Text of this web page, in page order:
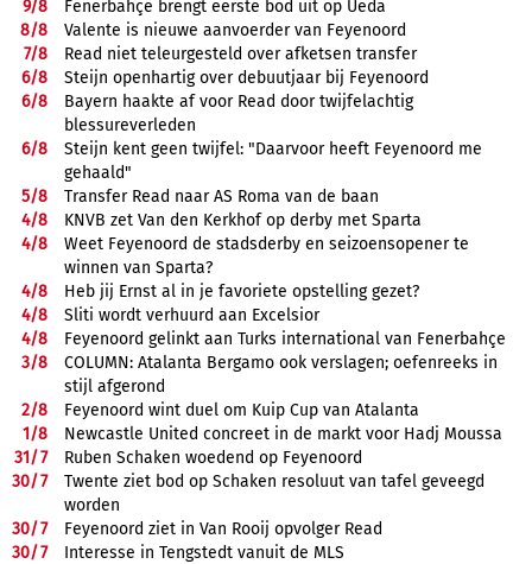
9/8
Fenerbahçe brengt eerste bod uit op Ueda
8/8
Valente is nieuwe aanvoerder van Feyenoord
7/8
Read niet teleurgesteld over afketsen transfer
6/8
Steijn openhartig over debuutjaar bij Feyenoord
6/8
Bayern haakte af voor Read door twijfelachtig
blessureverleden
6/8
Steijn kent geen twijfel: "Daarvoor heeft Feyenoord me
gehaald"
5/8
Transfer Read naar AS Roma van de baan
4/8
KNVB zet Van den Kerkhof op derby met Sparta
4/8
Weet Feyenoord de stadsderby en seizoensopener te
winnen van Sparta?
4/8
Heb jij Ernst al in je favoriete opstelling gezet?
4/8
Sliti wordt verhuurd aan Excelsior
4/8
Feyenoord gelinkt aan Turks international van Fenerbahçe
3/8
COLUMN: Atalanta Bergamo ook verslagen; oefenreeks in
stijl afgerond
2/8
Feyenoord wint duel om Kuip Cup van Atalanta
1/8
Newcastle United concreet in de markt voor Hadj Moussa
31/7
Ruben Schaken woedend op Feyenoord
30/7
Twente ziet bod op Schaken resoluut van tafel geveegd
worden
30/7
Feyenoord ziet in Van Rooij opvolger Read
30/7 Interesse in Tengstedt vanuit de MLS